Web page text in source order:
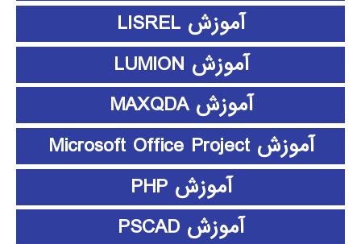
آموزش LISREL
آموزش LUMION
آموزش MAXQDA
آموزش Microsoft Office Project
آموزش PHP
آموزش PSCAD